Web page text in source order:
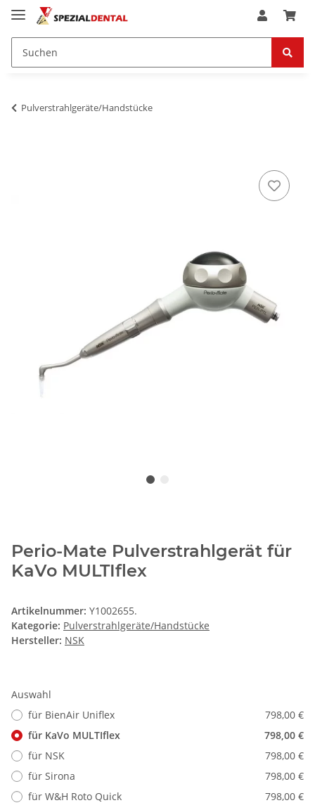
Pulverstrahlgeräte/Handstücke
Perio-Mate Pulverstrahlgerät für
KaVo MULTIflex
Artikelnummer: Y1002655.
Kategorie: Pulverstrahlgeräte/Handstücke
Hersteller: NSK
Auswahl
für BienAir Uniflex
798,00 €
für KaVo MULTIflex
798,00 €
für NSK
798,00 €
für Sirona
798,00 €
für W&H Roto Quick
798,00 €